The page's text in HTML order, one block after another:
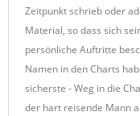
Zeitpunkt schrieb oder
Material, so dass sich
persönliche Auftritte
Namen in den Charts
sicherste - Weg in die
der hart reisende Mann